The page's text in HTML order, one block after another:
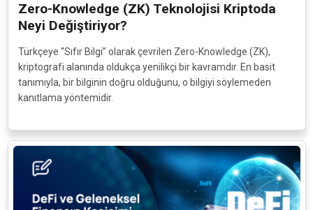
Zero-Knowledge (ZK) Teknolojisi Kriptoda
Neyi Değiştiriyor?
Türkçeye “Sıfır Bilgi” olarak çevrilen Zero-Knowledge (ZK),
kriptografi alanında oldukça yenilikçi bir kavramdır. En basit
tanımıyla, bir bilginin doğru olduğunu, o bilgiyi söylemeden
kanıtlama yöntemidir.